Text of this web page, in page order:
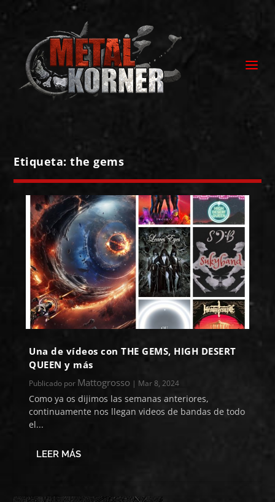
Etiqueta:the gems
Una de vídeos con THE GEMS, HIGH DESERT
QUEEN y más
Publicado por Mattogrosso | Mar 8, 2024
Como ya os dijimos las semanas anteriores,
continuamente nos llegan videos de bandas de todo
el...
LEER MÁS